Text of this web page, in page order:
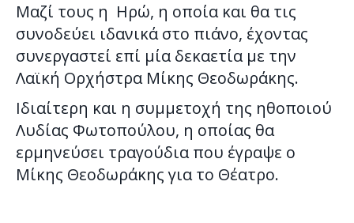
Μαζί τους η Ηρώ, η οποία και θα τις
συνοδεύει ιδανικά στο πιάνο, έχοντας
συνεργαστεί επί μία δεκαετία με την
Λαϊκή Ορχήστρα Μίκης Θεοδωράκης.
Ιδιαίτερη και η συμμετοχή της ηθοποιού
Λυδίας Φωτοπούλου, η οποίας θα
ερμηνεύσει τραγούδια που έγραψε ο
Μίκης Θεοδωράκης για το Θέατρο.